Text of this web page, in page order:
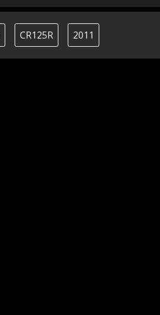
CR125R 2011